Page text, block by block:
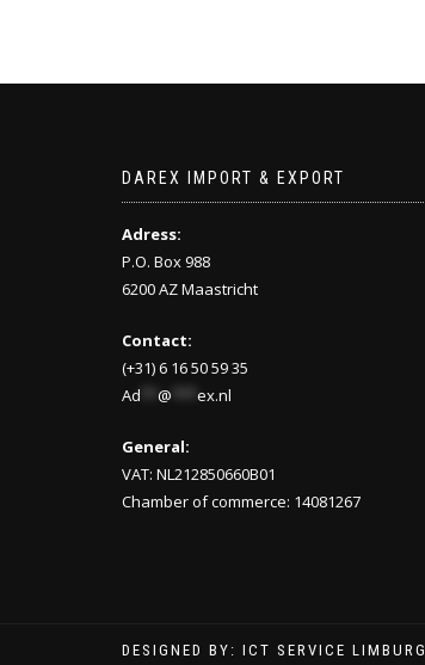
DAREX IMPORT & EXPORT
Adress:
P.O. Box 988
6200 AZ Maastricht
Contact:
(+31) 6 16 50 59 35
Ad
@ ex.nl
General:
VAT: NL212850660B01
Chamber of commerce: 14081267
DESIGNED BY: ICT SERVICE LIMBURG